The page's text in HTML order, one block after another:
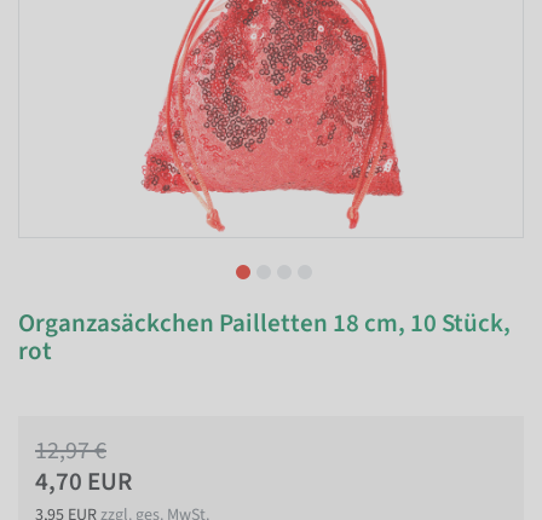
Organzasäckchen Pailletten 18 cm, 10 Stück,
rot
12,97 €
4,70 EUR
3,95 EURzzgl. ges. MwSt.